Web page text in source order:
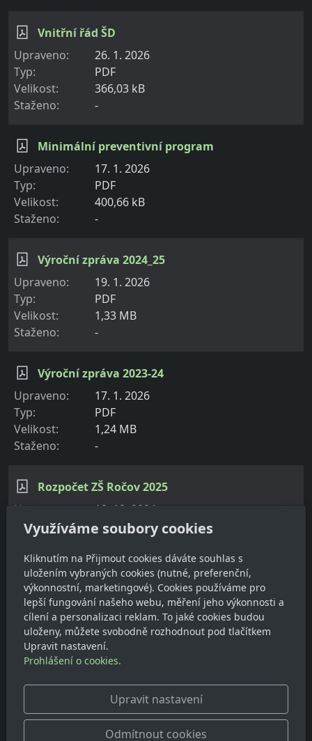
Vnitřní řád ŠD
26. 1. 2026
PDF
366,03 kB
-
Minimální preventivní program
17. 1. 2026
PDF
400,66 kB
-
Výroční zpráva 2024_25
19. 1. 2026
PDF
1,33 MB
-
Výroční zpráva 2023-24
17. 1. 2026
PDF
1,24 MB
-
Rozpočet ZŠ Ročov 2025
18. 12. 2024
PDF
-
Střednědobý výhled rozpočtu 2026-28
18. 12. 2024
PDF
54,25 kB
Využíváme soubory cookies
Kliknutím na Přijmout cookies dáváte souhlas s
uložením vybraných cookies (nutné, preferenční,
výkonnostní, marketingové). Cookies používáme pro
lepší fungování našeho webu, měření jeho výkonnosti a
cílení a personalizaci reklam. To jaké cookies budou
uloženy, můžete svobodně rozhodnout pod tlačítkem
Upravit nastavení.
Prohlášení o cookies.
Upravit nastavení
Odmítnout cookies